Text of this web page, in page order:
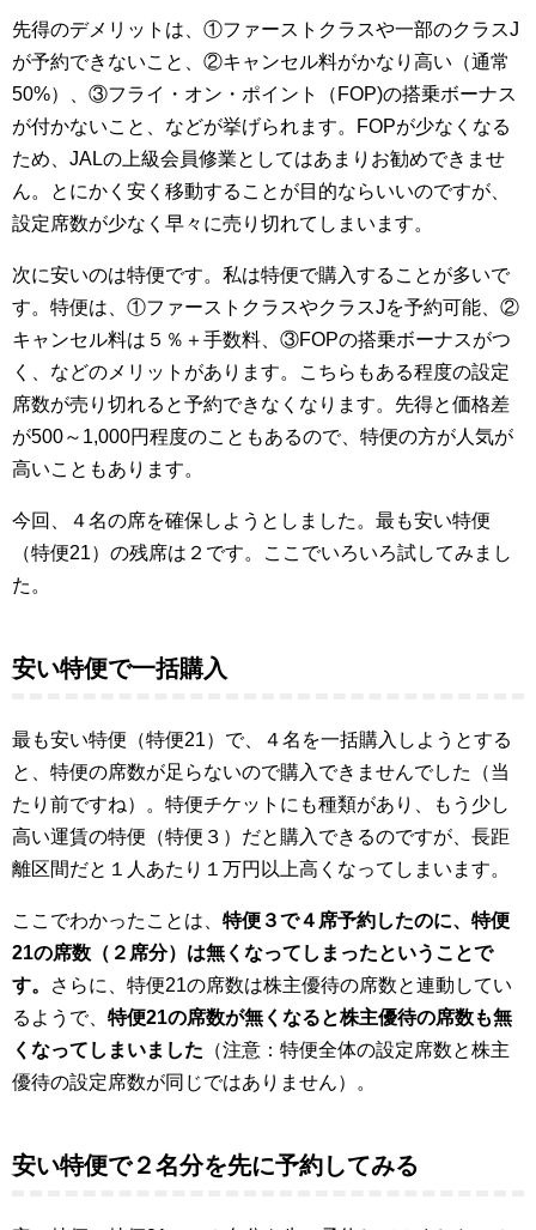
先得のデメリットは、①ファーストクラスや一部のクラスJ
が予約できないこと、②キャンセル料がかなり高い（通常
50%）、③フライ・オン・ポイント（FOP)の搭乗ボーナス
が付かないこと、などが挙げられます。FOPが少なくなる
ため、JALの上級会員修業としてはあまりお勧めできませ
ん。とにかく安く移動することが目的ならいいのですが、
設定席数が少なく早々に売り切れてしまいます。
次に安いのは特便です。私は特便で購入することが多いで
す。特便は、①ファーストクラスやクラスJを予約可能、②
キャンセル料は５％＋手数料、③FOPの搭乗ボーナスがつ
く、などのメリットがあります。こちらもある程度の設定
席数が売り切れると予約できなくなります。先得と価格差
が500～1,000円程度のこともあるので、特便の方が人気が
高いこともあります。
今回、４名の席を確保しようとしました。最も安い特便
（特便21）の残席は２です。ここでいろいろ試してみまし
た。
安い特便で一括購入
最も安い特便（特便21）で、４名を一括購入しようとする
と、特便の席数が足らないので購入できませんでした（当
たり前ですね）。特便チケットにも種類があり、もう少し
高い運賃の特便（特便３）だと購入できるのですが、長距
離区間だと１人あたり１万円以上高くなってしまいます。
ここでわかったことは、 特便３で４席予約したのに、特便
21の席数（２席分）は無くなってしまったということで
す。
さらに、特便21の席数は株主優待の席数と連動してい
るようで、 特便21の席数が無くなると株主優待の席数も無
くなってしまいました （注意：特便全体の設定席数と株主
優待の設定席数が同じではありません）。
安い特便で２名分を先に予約してみる